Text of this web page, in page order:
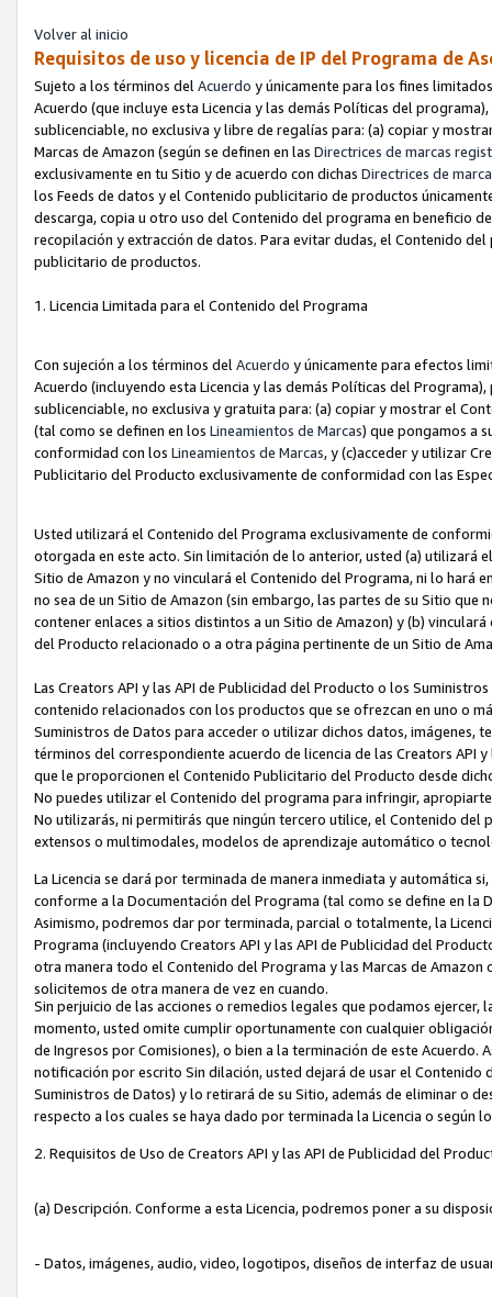
Volver al inicio
Requisitos de uso y licencia de IP del Programa de
Sujeto a los términos del Acuerdo y únicamente para los fines
Acuerdo (que incluye esta Licencia y las demás Políticas del
sublicenciable, no exclusiva y libre de regalías para: (a) copiar y
Marcas de Amazon (según se definen en las Directrices de marcas
exclusivamente en tu Sitio y de acuerdo con dichas Directrices de
los Feeds de datos y el Contenido publicitario de productos
descarga, copia u otro uso del Contenido del programa en beneficio
recopilación y extracción de datos. Para evitar dudas, el Contenido
publicitario de productos.
1. Licencia Limitada para el Contenido del Programa
Con sujeción a los términos del Acuerdo y únicamente para efectos
Acuerdo (incluyendo esta Licencia y las demás Políticas del
sublicenciable, no exclusiva y gratuita para: (a) copiar y mostrar el
(tal como se definen en los Lineamientos de Marcas) que pongamos a
conformidad con los Lineamientos de Marcas, y (c)acceder y utilizar
Publicitario del Producto exclusivamente de conformidad con las
Usted utilizará el Contenido del Programa exclusivamente de
otorgada en este acto. Sin limitación de lo anterior, usted (a) utilizará
Sitio de Amazon y no vinculará el Contenido del Programa, ni lo hará
no sea de un Sitio de Amazon (sin embargo, las partes de su Sitio
contener enlaces a sitios distintos a un Sitio de Amazon) y (b)
del Producto relacionado o a otra página pertinente de un Sitio de
Las Creators API y las API de Publicidad del Producto o los
contenido relacionados con los productos que se ofrezcan en uno o
Suministros de Datos para acceder o utilizar dichos datos,
términos del correspondiente acuerdo de licencia de las Creators API
que le proporcionen el Contenido Publicitario del Producto desde
No puedes utilizar el Contenido del programa para infringir,
No utilizarás, ni permitirás que ningún tercero utilice, el Contenido
extensos o multimodales, modelos de aprendizaje automático o
La Licencia se dará por terminada de manera inmediata y automática
conforme a la Documentación del Programa (tal como se define en la
Asimismo, podremos dar por terminada, parcial o totalmente, la
Programa (incluyendo Creators API y las API de Publicidad del
otra manera todo el Contenido del Programa y las Marcas de
solicitemos de otra manera de vez en cuando.
Sin perjuicio de las acciones o remedios legales que podamos
momento, usted omite cumplir oportunamente con cualquier
de Ingresos por Comisiones), o bien a la terminación de este
notificación por escrito Sin dilación, usted dejará de usar el
Suministros de Datos) y lo retirará de su Sitio, además de eliminar o
respecto a los cuales se haya dado por terminada la Licencia o según
2. Requisitos de Uso de Creators API y las API de Publicidad del
(a) Descripción. Conforme a esta Licencia, podremos poner a su
- Datos, imágenes, audio, video, logotipos, diseños de interfaz de